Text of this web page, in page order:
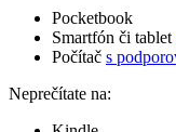
Pocketbook
Smartfón či tablet
Počítač s
Neprečítate na: